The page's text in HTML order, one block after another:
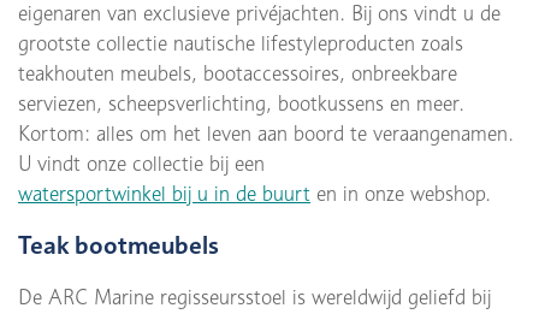
eigenaren van exclusieve privéjachten. Bij ons vindt u de
grootste collectie nautische lifestyleproducten zoals
teakhouten meubels, bootaccessoires, onbreekbare
serviezen, scheepsverlichting, bootkussens en meer.
Kortom: alles om het leven aan boord te veraangenamen.
U vindt onze collectie bij een
watersportwinkel bij u in de buurt en in onze webshop.
Teak bootmeubels
De ARC Marine regisseursstoel is wereldwijd geliefd bij